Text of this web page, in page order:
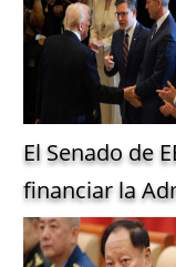
El Senado de
financiar la